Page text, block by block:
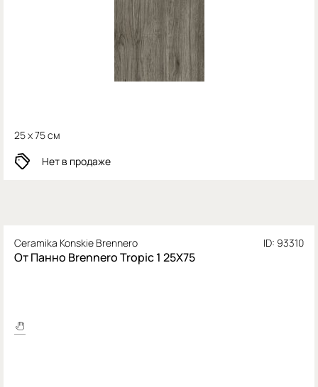
25 x 75 см
Нет в продаже
Ceramika Konskie Brennero ID: 93310
От Панно Brennero Tropic 1 25X75